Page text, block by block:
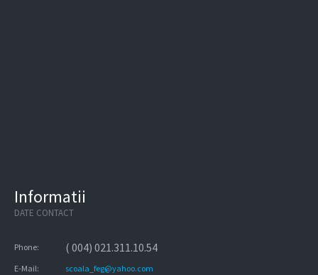
Informatii
DATE CONTACT
Phone: ( 004) 021.311.10.54
E-Mail:
scoala_feg@yahoo.com